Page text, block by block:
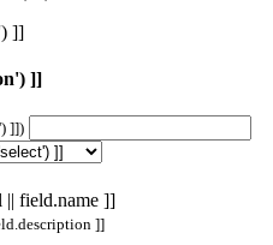
]]
]]
]])
|| field.name ]]
]]